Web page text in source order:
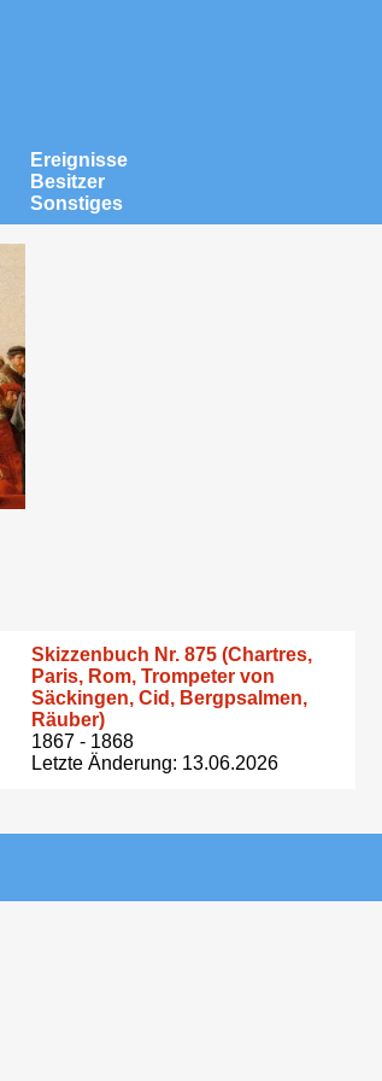
Ereignisse
Besitzer
Sonstiges
Skizzenbuch Nr. 875 (Chartres,
Paris, Rom, Trompeter von
Säckingen, Cid, Bergpsalmen,
Räuber)
1867 - 1868
Letzte Änderung: 13.06.2026